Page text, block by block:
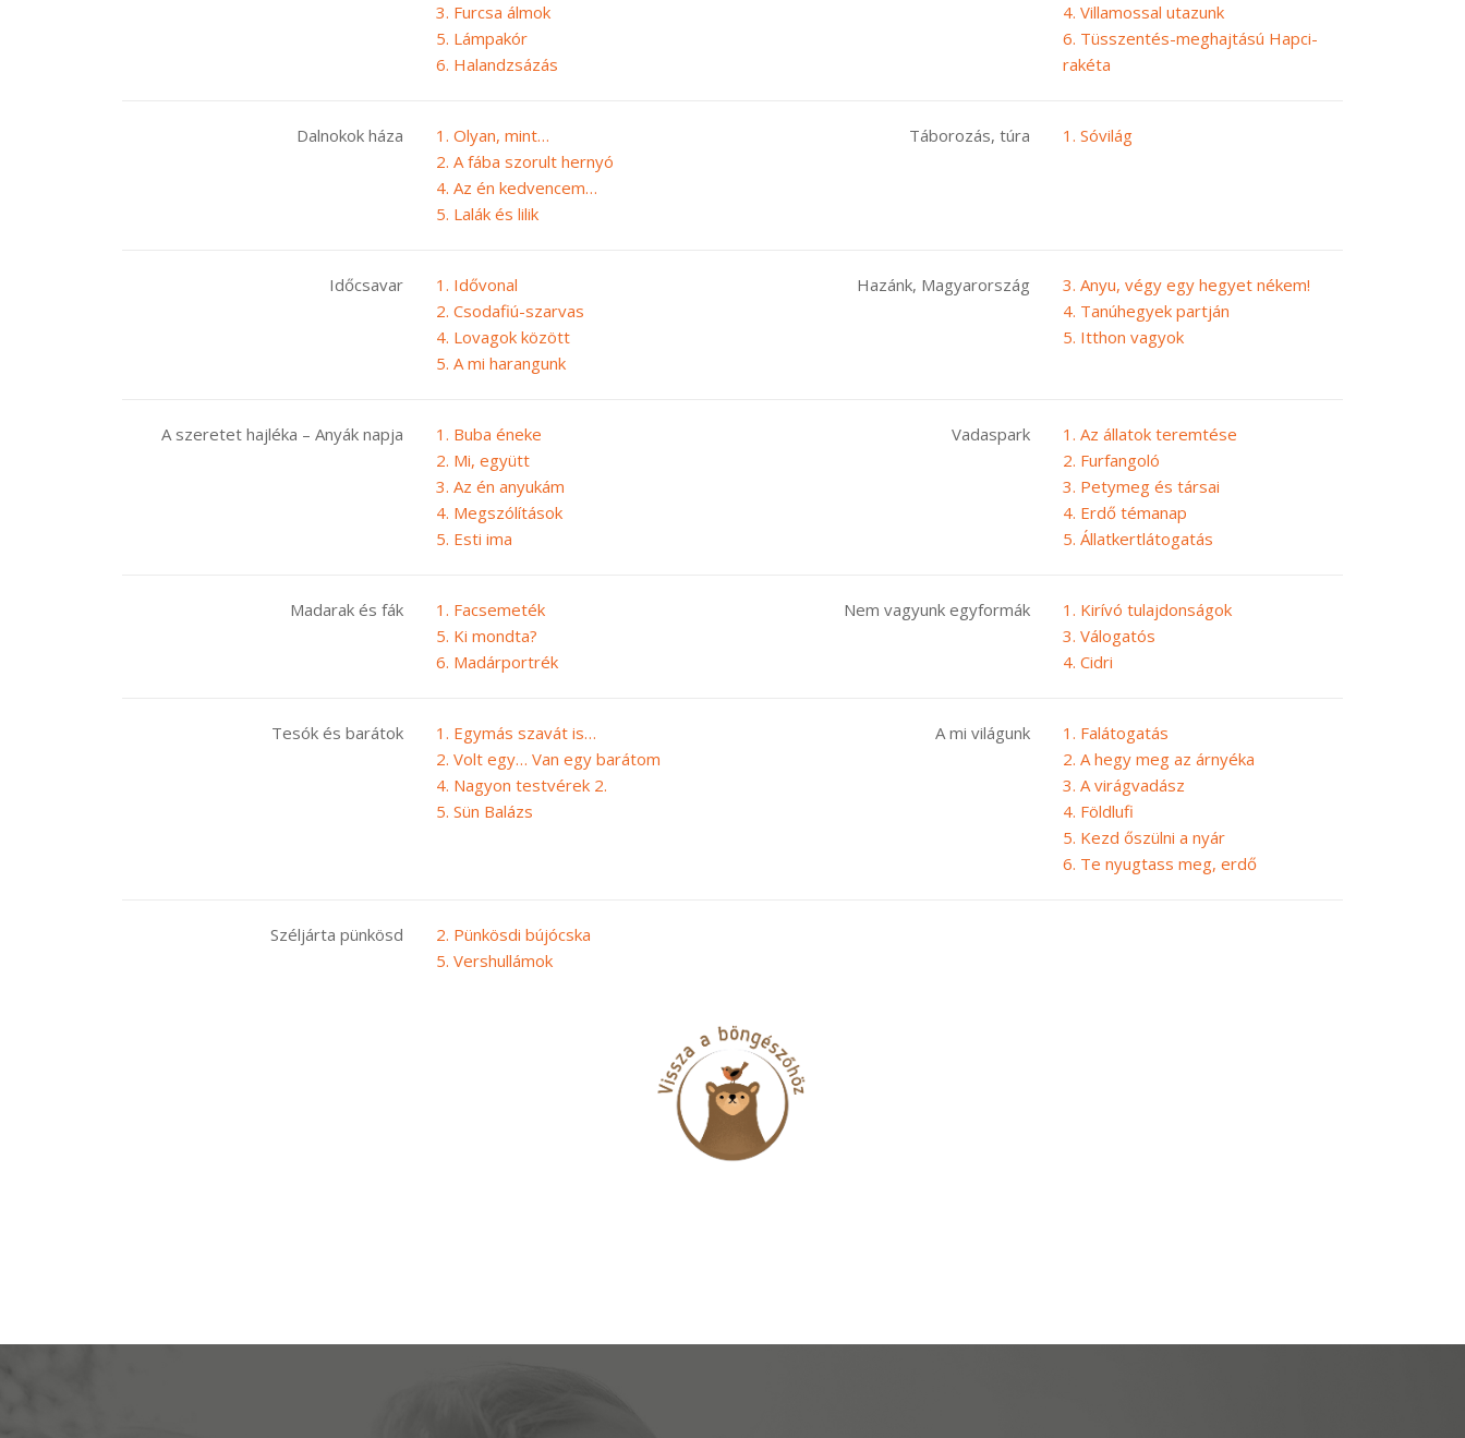
3. Furcsa álmok
5. Lámpakór
6. Halandzsázás
4. Villamossal utazunk
6. Tüsszentés-meghajtású Hapci-
rakéta
Dalnokok háza
1. Olyan, mint…
2. A fába szorult hernyó
4. Az én kedvencem…
5. Lalák és lilik
Táborozás, túra 1. Sóvilág
Időcsavar
1. Idővonal
2. Csodafiú-szarvas
4. Lovagok között
5. A mi harangunk
Hazánk, Magyarország
3. Anyu, végy egy hegyet nékem!
4. Tanúhegyek partján
5. Itthon vagyok
A szeretet hajléka – Anyák napja
1. Buba éneke
2. Mi, együtt
3. Az én anyukám
4. Megszólítások
5. Esti ima
Vadaspark
1. Az állatok teremtése
2. Furfangoló
3. Petymeg és társai
4. Erdő témanap
5. Állatkertlátogatás
Madarak és fák
1. Facsemeték
5. Ki mondta?
6. Madárportrék
Nem vagyunk egyformák
1. Kirívó tulajdonságok
3. Válogatós
4. Cidri
Tesók és barátok
1. Egymás szavát is…
2. Volt egy… Van egy barátom
4. Nagyon testvérek 2.
5. Sün Balázs
A mi világunk
1. Falátogatás
2. A hegy meg az árnyéka
3. A virágvadász
4. Földlufi
5. Kezd őszülni a nyár
6. Te nyugtass meg, erdő
Széljárta pünkösd
2. Pünkösdi bújócska
5. Vershullámok